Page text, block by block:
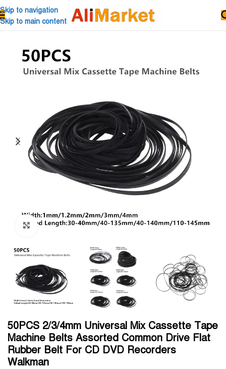
Skip to navigation
Skip to main content
Click to enlarge
50PCS 2/3/4mm Universal Mix Cassette Tape
Machine Belts Assorted Common Drive Flat
Rubber Belt For CD DVD Recorders
Walkman